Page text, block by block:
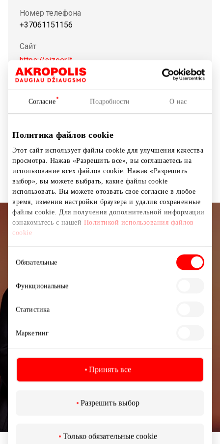
Согласие Подробности О нас
Политика файлов cookie
Этот сайт использует файлы cookie для улучшения качества
просмотра. Нажав «Разрешить все», вы соглашаетесь на
использование всех файлов cookie. Нажав «Разрешить
выбор», вы можете выбрать, какие файлы cookie
использовать. Вы можете отозвать свое согласие в любое
время, изменив настройки браузера и удалив сохраненные
файлы cookie. Для получения дополнительной информации
ознакомьтесь с нашей Политикой использования файлов
cookie
согласия
Обязательные
Функциональные
Статистика
Маркетинг
Принять все
Разрешить выбор
Только обязательные cookie
Номер телефона
+37061151156
Сайт
https://sizeer.lt
Товары для спорта и досуга
Обувь и галантерея
Подписывайтесь на рассылку
Узнайте первыми о лучших предложениях,
торгового центра AKROPOLIS.
Подписаться
что вам исполнилось 13 лет.